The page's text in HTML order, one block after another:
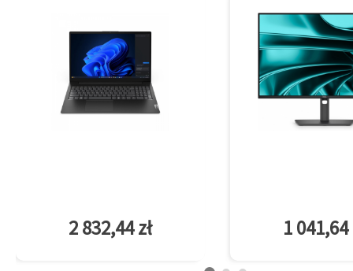
2 832,44 zł 1 041,64